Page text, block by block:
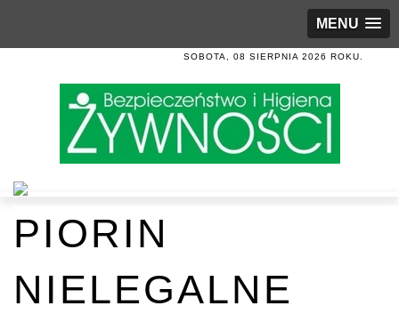
MENU
SOBOTA, 08 SIERPNIA 2026 ROKU.
PIORIN
NIELEGALNE